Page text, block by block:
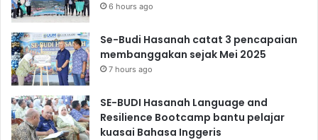
6 hours ago
Se-Budi Hasanah catat 3 pencapaian
membanggakan sejak Mei 2025
7 hours ago
SE-BUDI Hasanah Language and
Resilience Bootcamp bantu pelajar
kuasai Bahasa Inggeris